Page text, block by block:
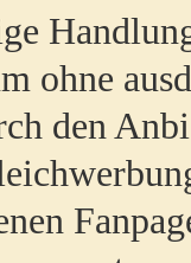
ohne
den